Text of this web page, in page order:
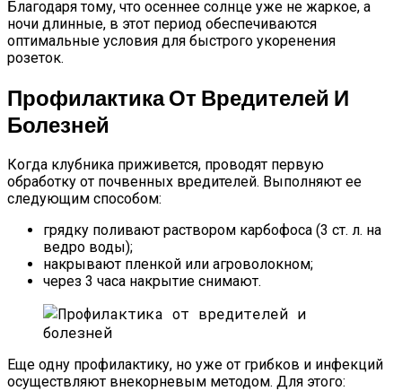
Благодаря тому, что осеннее солнце уже не жаркое, а
ночи длинные, в этот период обеспечиваются
оптимальные условия для быстрого укоренения
розеток.
Профилактика От Вредителей И
Болезней
Когда клубника приживется, проводят первую
обработку от почвенных вредителей. Выполняют ее
следующим способом:
грядку поливают раствором карбофоса (3 ст. л. на
ведро воды);
накрывают пленкой или агроволокном;
через 3 часа накрытие снимают.
Еще одну профилактику, но уже от грибков и инфекций
осуществляют внекорневым методом. Для этого: